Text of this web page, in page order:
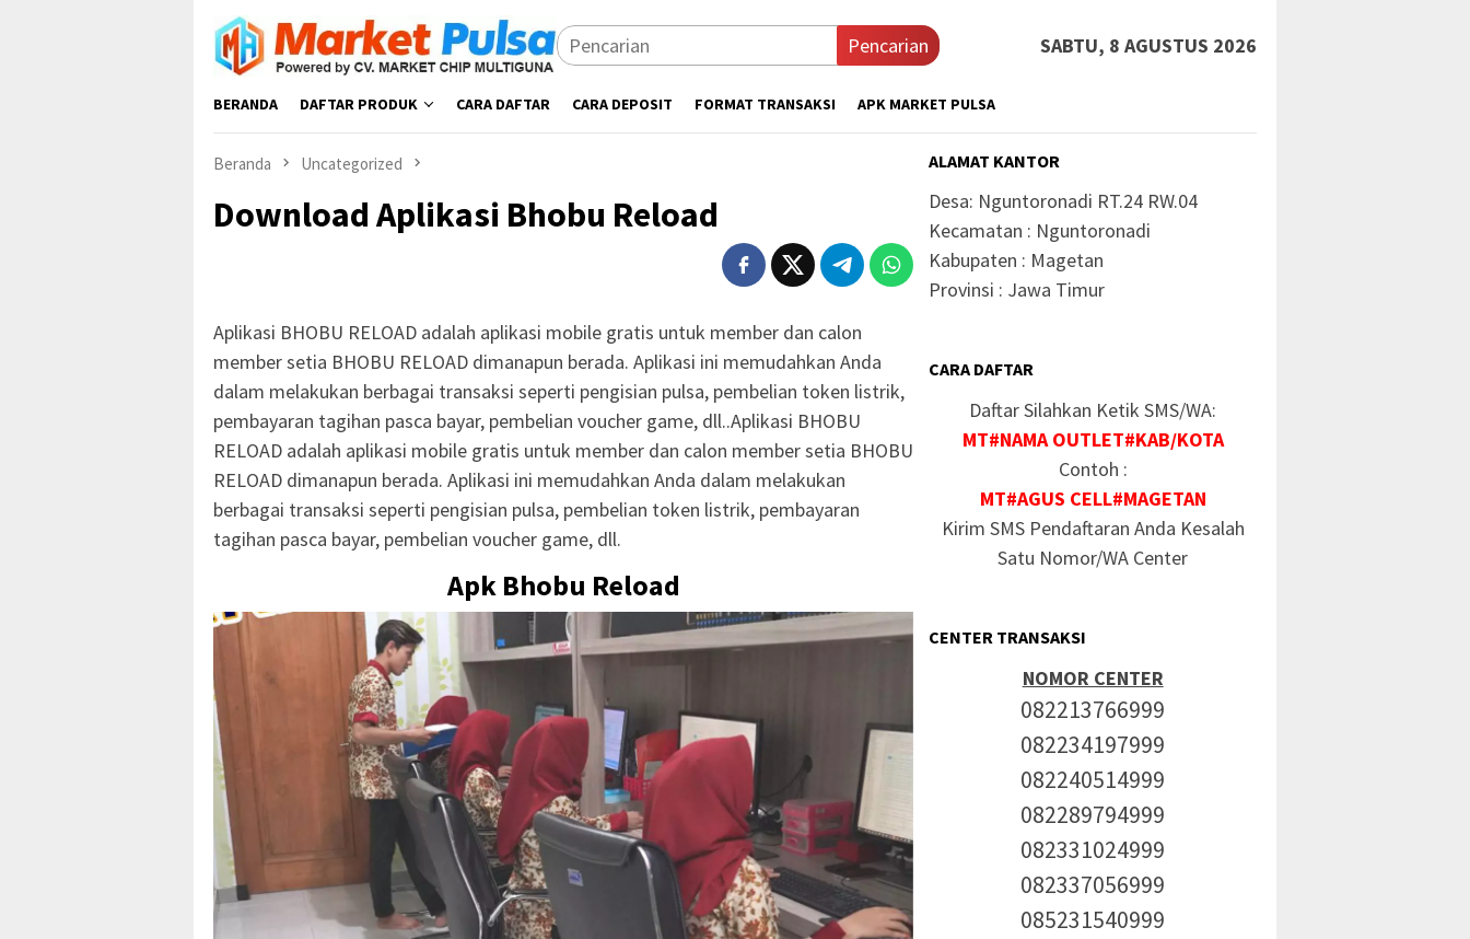
Loncat
konten
Pencarian SABTU, 8 AGUSTUS 2026
BERANDA DAFTAR PRODUK CARA DAFTAR CARA DEPOSIT FORMAT TRANSAKSI APK MARKET PULSA
Beranda Uncategorized
Download Aplikasi Bhobu Reload
Aplikasi BHOBU RELOAD adalah aplikasi mobile gratis untuk member dan calon
member setia BHOBU RELOAD dimanapun berada. Aplikasi ini memudahkan Anda
dalam melakukan berbagai transaksi seperti pengisian pulsa, pembelian token listrik,
pembayaran tagihan pasca bayar, pembelian voucher game, dll..Aplikasi BHOBU
RELOAD adalah aplikasi mobile gratis untuk member dan calon member setia BHOBU
RELOAD dimanapun berada. Aplikasi ini memudahkan Anda dalam melakukan
berbagai transaksi seperti pengisian pulsa, pembelian token listrik, pembayaran
tagihan pasca bayar, pembelian voucher game, dll.
Apk Bhobu Reload
ALAMAT KANTOR
Desa: Nguntoronadi RT.24 RW.04
Kecamatan : Nguntoronadi
Kabupaten : Magetan
Provinsi : Jawa Timur
CARA DAFTAR
Daftar Silahkan Ketik SMS/WA:
MT#NAMA OUTLET#KAB/KOTA
Contoh :
MT#AGUS CELL#MAGETAN
Kirim SMS Pendaftaran Anda Kesalah
Satu Nomor/WA Center
CENTER TRANSAKSI
NOMOR CENTER
082213766999
082234197999
082240514999
082289794999
082331024999
082337056999
085231540999